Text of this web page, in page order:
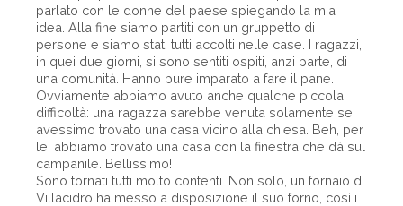
parlato con le donne del paese spiegando la mia
idea. Alla fine siamo partiti con un gruppetto di
persone e siamo stati tutti accolti nelle case. I ragazzi,
in quei due giorni, si sono sentiti ospiti, anzi parte, di
una comunità. Hanno pure imparato a fare il pane.
Ovviamente abbiamo avuto anche qualche piccola
difficoltà: una ragazza sarebbe venuta solamente se
avessimo trovato una casa vicino alla chiesa. Beh, per
lei abbiamo trovato una casa con la finestra che dà sul
campanile. Bellissimo!
Sono tornati tutti molto contenti. Non solo, un fornaio di
Villacidro ha messo a disposizione il suo forno, così i